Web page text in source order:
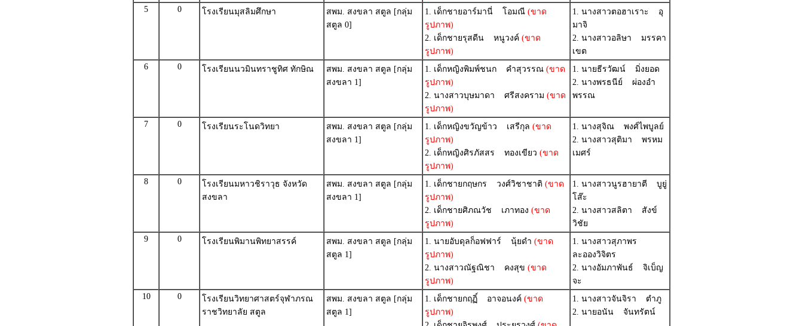
5 0 โรงเรียนมุสลิมศึกษา
สพม. สงขลา สตูล [กลุ่ม
สตูล 0]
1. เด็กชายอาร์มานี่ โอมณี (ขาด
รูปภาพ)
2. เด็กชายรุสดีน หนูวงค์ (ขาด
รูปภาพ)
1. นางสาวตอฮาเราะ อุ
มาจิ
2. นางสาวอลิษา มรรคา
เขต
6
0 โรงเรียนนวมินทราชูทิศ ทักษิณ
สพม. สงขลา สตูล [กลุ่ม
สงขลา 1]
1. เด็กหญิงพิมพ์ชนก คำสุวรรณ (ขาด
รูปภาพ)
2. นางสาวบุษมาดา ศรีสงคราม (ขาด
รูปภาพ)
1. นายธีรวัฒน์ มิ่งยอด
2. นางพรธนีย์ ผ่องอำ
พรรณ
7 0 โรงเรียนระโนดวิทยา
สพม. สงขลา สตูล [กลุ่ม
สงขลา 1]
1. เด็กหญิงขวัญข้าว เสรีกุล (ขาด
รูปภาพ)
2. เด็กหญิงศิรภัสสร ทองเขียว (ขาด
รูปภาพ)
1. นางสุจิณ พงศ์ไพบูลย์
2. นางสาวสุติมา พรหม
เมศร์
8 0
โรงเรียนมหาวชิราวุธ จังหวัด
สงขลา
สพม. สงขลา สตูล [กลุ่ม
สงขลา 1]
1. เด็กชายกฤษกร วงศ์วิชาชาติ (ขาด
รูปภาพ)
2. เด็กชายศิภณวัช เภาทอง (ขาด
รูปภาพ)
1. นางสาวนูรฮายาตี บูยู่
โส๊ะ
2. นางสาวสลิตา สังข์
วิชัย
9
0 โรงเรียนพิมานพิทยาสรรค์
สพม. สงขลา สตูล [กลุ่ม
สตูล 1]
1. นายอับดุลก็อฟฟาร์ นุ้ยดำ (ขาด
รูปภาพ)
2. นางสาวณัฐณิชา คงสุข (ขาด
รูปภาพ)
1. นางสาวสุภาพร
ละอองวิจิตร
2. นางอัมภาพันธ์ จิเบ็ญ
จะ
10
0
โรงเรียนวิทยาศาสตร์จุฬาภรณ
ราชวิทยาลัย สตูล
สพม. สงขลา สตูล [กลุ่ม
สตูล 1]
1. เด็กชายกฤฏิ์ อาจอนงค์ (ขาด
รูปภาพ)
1. นางสาวจันจิรา ตำภู
2. นายอนัน จันทรัตน์